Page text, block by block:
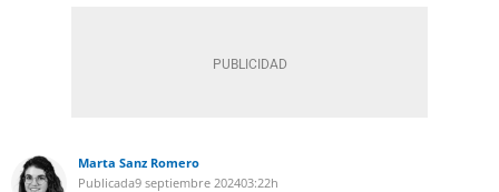
Marta Sanz Romero
Publicada9 septiembre 202403:22h